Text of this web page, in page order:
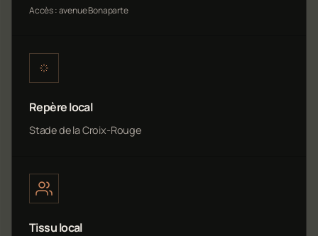
Accès : avenue Bonaparte
Repère local
Stade de la Croix-Rouge
Tissu local